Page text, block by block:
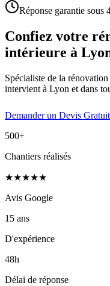
Réponse garantie
Confiez votre
intérieure à
Spécialiste de la
intervient à Lyon et dans
Demander un Devis Gratuit
500+
Chantiers réalisés
★★★★★
Avis Google
15 ans
D'expérience
48h
Délai de réponse